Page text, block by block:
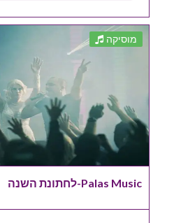
מוסיקה
Palas Music-לחתונת השנה